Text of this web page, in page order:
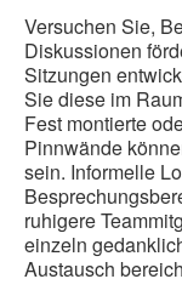
Versuchen Sie,
Diskussionen
Sitzungen
Sie diese im
Fest montierte
Pinnwände
sein. Informelle
ruhigere
einzeln
Austausch